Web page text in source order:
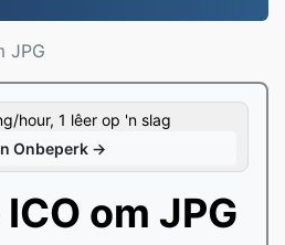
JPG
hour, 1 lêer op 'n slag
Onbeperk →
om JPG